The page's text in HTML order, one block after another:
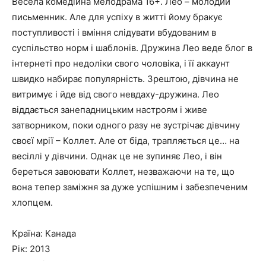
письменник. Але для успіху в житті йому бракує
поступливості і вміння слідувати вбудованим в
суспільство норм і шаблонів. Дружина Лео веде блог в
інтернеті про недоліки свого чоловіка, і її аккаунт
швидко набирає популярність. Зрештою, дівчина не
витримує і йде від свого невдаху-дружина. Лео
віддається занепадницьким настроям і живе
затворником, поки одного разу не зустрічає дівчину
своєї мрії – Коллет. Але от біда, трапляється це… на
весіллі у дівчини. Однак це не зупиняє Лео, і він
береться завоювати Коллет, незважаючи на те, що
вона тепер заміжня за дуже успішним і забезпеченим
хлопцем.
Країна: Канада
Рік: 2013